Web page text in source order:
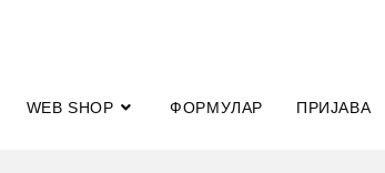
WEB SHOP ФОРМУЛАР ПРИЈАВА